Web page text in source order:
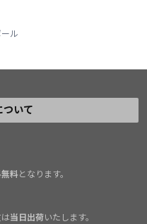
ル
ついて
料となります。
当日出荷いたします。